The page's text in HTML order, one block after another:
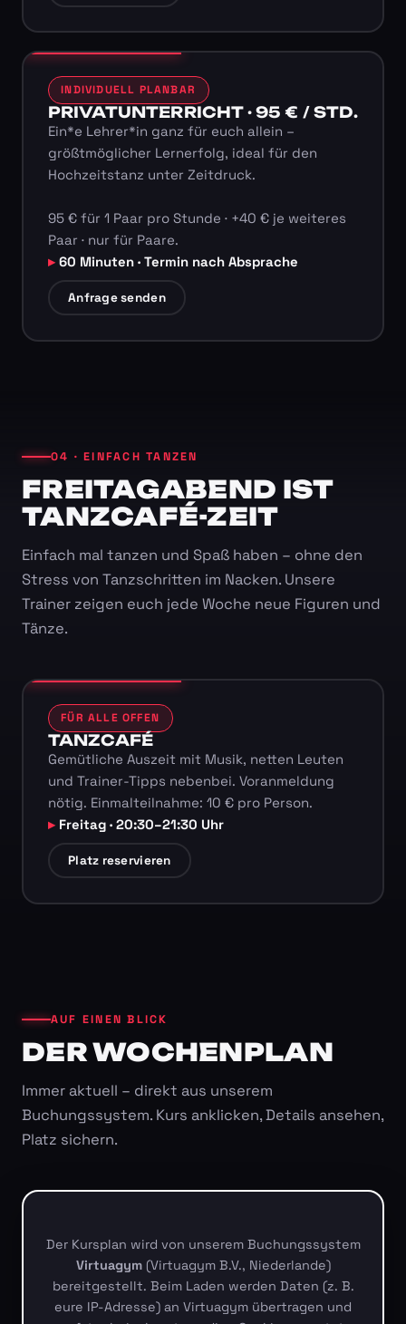
INDIVIDUELL PLANBAR
PRIVATUNTERRICHT · 95 € / STD.
Ein*e Lehrer*in ganz für euch allein –
größtmöglicher Lernerfolg, ideal für den
Hochzeitstanz unter Zeitdruck.
95 € für 1 Paar pro Stunde · +40 € je weiteres
Paar · nur für Paare.
60 Minuten · Termin nach Absprache
Anfrage senden
04 · EINFACH TANZEN
FREITAGABEND IST
TANZCAFÉ-ZEIT
Einfach mal tanzen und Spaß haben – ohne den
Stress von Tanzschritten im Nacken. Unsere
Trainer zeigen euch jede Woche neue Figuren und
Tänze.
FÜR ALLE OFFEN
TANZCAFÉ
Gemütliche Auszeit mit Musik, netten Leuten
und Trainer-Tipps nebenbei. Voranmeldung
nötig. Einmalteilnahme: 10 € pro Person.
Freitag · 20:30–21:30 Uhr
Platz reservieren
AUF EINEN BLICK
DER WOCHENPLAN
Immer aktuell – direkt aus unserem
Buchungssystem. Kurs anklicken, Details ansehen,
Platz sichern.
Der Kursplan wird von unserem Buchungssystem
Virtuagym(Virtuagym B.V., Niederlande)
bereitgestellt. Beim Laden werden Daten (z. B.
eure IP-Adresse) an Virtuagym übertragen und